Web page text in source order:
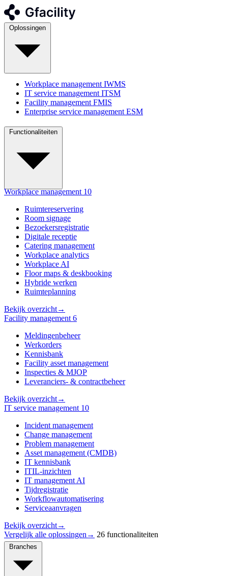
Workplace management IWMS
IT service management ITSM
Facility management FMIS
Enterprise service management ESM
Workplace management 10
Ruimtereservering
Room signage
Bezoekersregistratie
Digitale receptie
Catering management
Workplace analytics
Workplace AI
Floor maps & deskbooking
Hybride werken
Ruimteplanning
Bekijk overzicht→
Facility management 6
Meldingenbeheer
Werkorders
Kennisbank
Facility asset management
Inspecties & MJOP
Leveranciers- & contractbeheer
Bekijk overzicht→
IT service management 10
Incident management
Change management
Problem management
Asset management (CMDB)
IT kennisbank
ITIL-inzichten
IT management AI
Tijdregistratie
Workflowautomatisering
Serviceaanvragen
Bekijk overzicht→
Vergelijk alle oplossingen → 26 functionaliteiten